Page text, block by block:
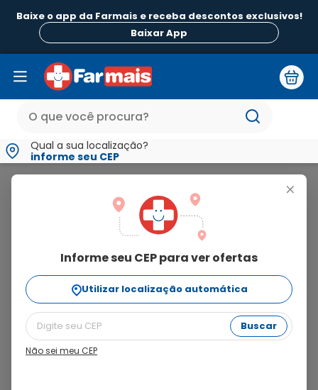
Baixe o app da Farmais e receba descontos exclusivos!
Baixar App
Qual a sua localização?
informe seu CEP
+
Informe seu CEP para ver ofertas
Utilizar localização automática
Buscar
Não sei meu CEP
Ordenar Por
relevância
18%